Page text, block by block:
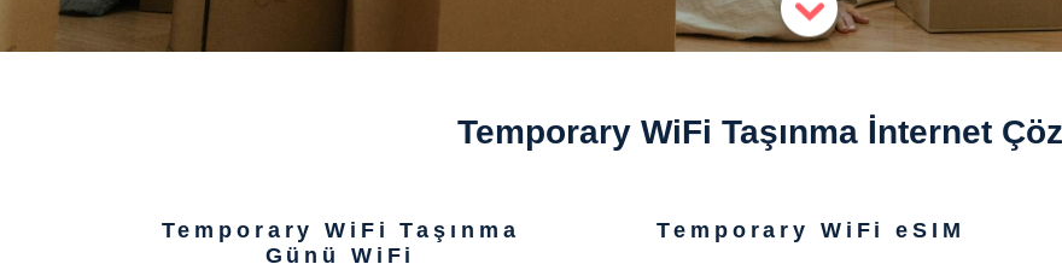
Temporary WiFi Taşınma İnternet
Temporary WiFi Taşınma
Günü WiFi
Temporary WiFi eSIM